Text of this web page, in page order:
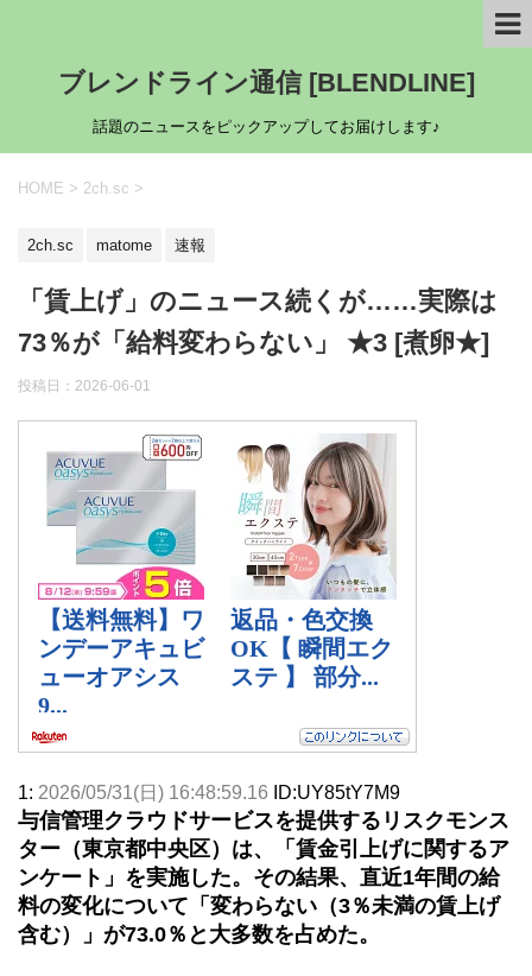
ブレンドライン通信 [BLENDLINE]
話題のニュースをピックアップしてお届けします♪
HOME > 2ch.sc >
2ch.sc matome 速報
「賃上げ」のニュース続くが……実際は
73％が「給料変わらない」 ★3 [煮卵★]
投稿日： 2026-06-01
1: 2026/05/31(日) 16:48:59.16 ID:UY85tY7M9
与信管理クラウドサービスを提供するリスクモンス
ター（東京都中央区）は、「賃金引上げに関するア
ンケート」を実施した。その結果、直近1年間の給
料の変化について「変わらない（3％未満の賃上げ
含む）」が73.0％と大多数を占めた。